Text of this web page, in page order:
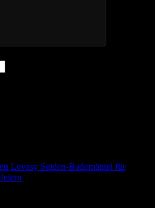
Lovasy Seiden-Bademäntel für